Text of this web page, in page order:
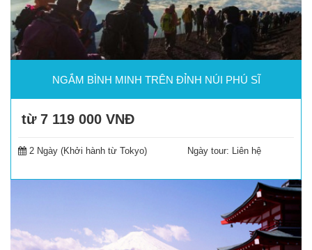
NGẮM BÌNH MINH TRÊN ĐỈNH NÚI PHÚ SĨ
từ 7 119 000 VNĐ
Đặt tour
2 Ngày (Khởi hành từ Tokyo) Ngày tour: Liên hệ